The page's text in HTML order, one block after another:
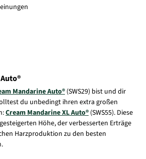
Mandarine Auto® (SWS29) bist und dir
du unbedingt ihren extra großen
Cream Mandarine XL Auto® (SWS55). Diese
Höhe, der verbesserten Erträge
Harzproduktion zu den besten